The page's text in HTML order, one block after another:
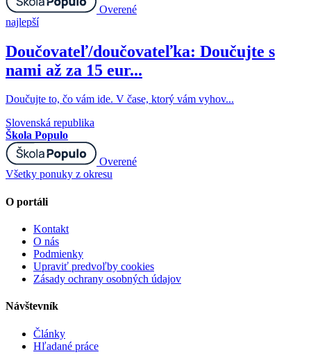
Overené
najlepší
Doučovateľ/doučovateľka: Doučujte s
nami až za 15 eur...
Doučujte to, čo vám ide. V čase, ktorý vám vyhov...
Slovenská republika
Škola Populo
Overené
Všetky ponuky z okresu
O portáli
Kontakt
O nás
Podmienky
Upraviť predvoľby cookies
Zásady ochrany osobných údajov
Návštevník
Články
Hľadané práce